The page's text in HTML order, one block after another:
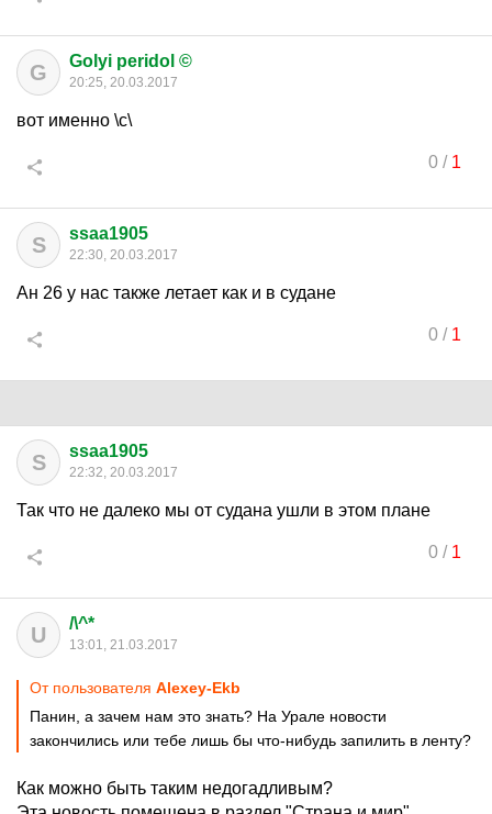
G Golyi peridol ©
20:25, 20.03.2017
вот именно \с\
0/ 1
S ssaa1905
22:30, 20.03.2017
Ан 26 у нас также летает как и в судане
0/ 1
S ssaa1905
22:32, 20.03.2017
Так что не далеко мы от судана ушли в этом плане
0/ 1
U /\^*
13:01, 21.03.2017
От пользователя Alexey-Ekb
Панин, а зачем нам это знать? На Урале новости
закончились или тебе лишь бы что-нибудь запилить в ленту?
Как можно быть таким недогадливым?